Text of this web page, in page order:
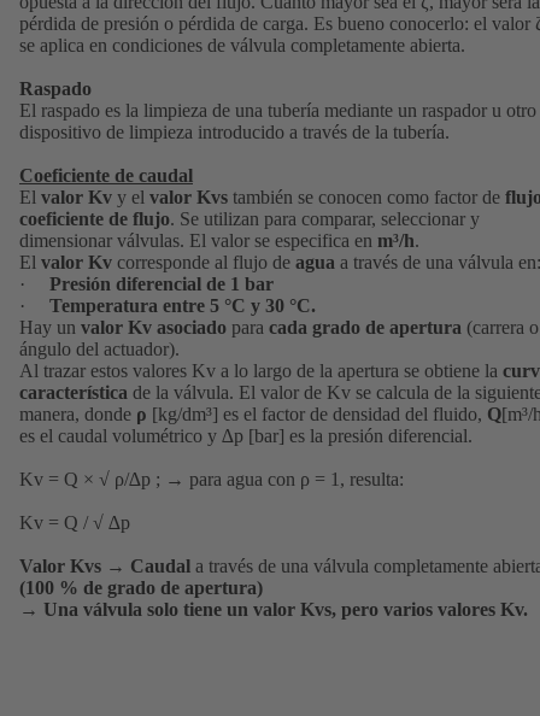
pérdida de presión o pérdida de carga. Es bueno conocerlo: el valor
se aplica en condiciones de válvula completamente abierta.
Raspado
El raspado es la limpieza de una tubería mediante un raspador u otro
dispositivo de limpieza introducido a través de la tubería.
Coeficiente de caudal
El valor Kv y el valor Kvs también se conocen como factor de
coeficiente de flujo. Se utilizan para comparar, seleccionar y
dimensionar válvulas. El valor se especifica en m³/h.
El valor Kv corresponde al flujo de agua a través de una válvula en:
· Presión diferencial de 1 bar
· Temperatura entre 5 °C y 30 °C.
Hay un valor Kv asociado para cada grado de apertura (carrera o
ángulo del actuador).
Al trazar estos valores Kv a lo largo de la apertura se obtiene la
característica de la válvula. El valor de Kv se calcula de la
manera, donde ρ [kg/dm³] es el factor de densidad del fluido, Q[m³/
es el caudal volumétrico y ∆p [bar] es la presión diferencial.
Kv = Q × √ ρ/∆p ; → para agua con ρ = 1, resulta:
Kv = Q / √ ∆p
Valor Kvs → Caudal a través de una válvula completamente
(100 % de grado de apertura)
→ Una válvula solo tiene un valor Kvs, pero varios valores Kv.